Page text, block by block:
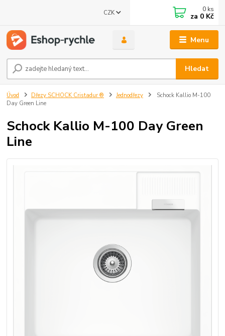
Menu
CZK
Hledat
0 ks
za 0 Kč
Úvod Dřezy SCHOCK Cristadur ® Jednodřezy
Schock Kallio M-100
Day Green Line
Schock Kallio M-100 Day Green
Line